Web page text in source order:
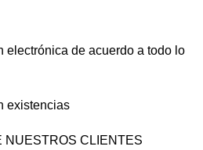
electrónica de acuerdo a todo lo
existencias
NUESTROS CLIENTES